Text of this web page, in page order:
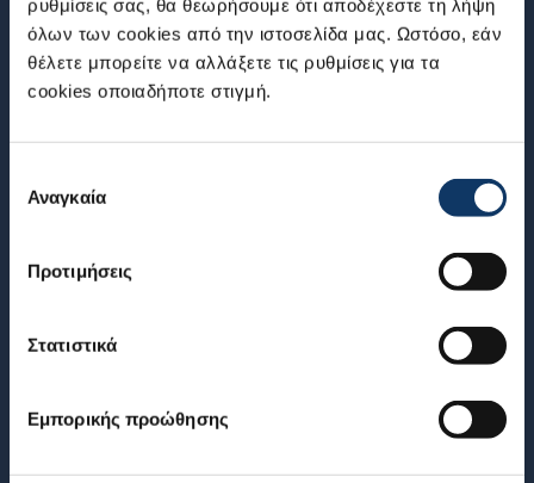
ρυθμίσεις σας, θα θεωρήσουμε ότι αποδέχεστε τη λήψη
όλων των cookies από την ιστοσελίδα μας. Ωστόσο, εάν
θέλετε μπορείτε να αλλάξετε τις ρυθμίσεις για τα
cookies οποιαδήποτε στιγμή.
συγκατάθεσης
Αναγκαία
Προτιμήσεις
Στατιστικά
Εμπορικής προώθησης
NEWSLETTER
νέα της Suzuki
S-CROSS